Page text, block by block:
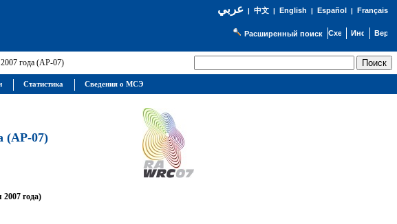
عربي| 中文| English | Español | Français
Расширенный поиск
года (АР-07)
(АР-07)
года)
Статистика Сведения о МСЭ